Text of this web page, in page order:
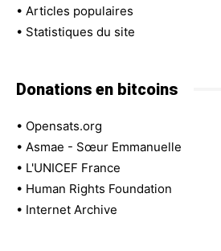
• Articles populaires
• Statistiques du site
Donations en bitcoins
• Opensats.org
• Asmae - Sœur Emmanuelle
• L'UNICEF France
• Human Rights Foundation
• Internet Archive